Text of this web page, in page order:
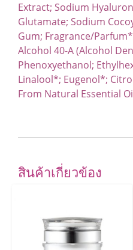
Extract; Sodium
Glutamate; Sodium
Gum; Fragrance/
Alcohol 40-A (Alcohol
Phenoxyethanol;
Linalool*; Eugenol*;
From Natural Essential
สินค้าเกี่ยวข้อง